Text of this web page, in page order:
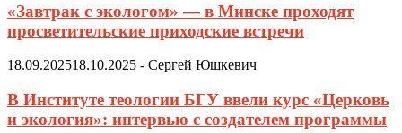
«Завтрак с экологом» — в Минске проходят
просветительские приходские встречи
18.09.202518.10.2025 - Сергей Юшкевич
В Институте теологии БГУ ввели курс «Церковь
и экология»: интервью с создателем программы